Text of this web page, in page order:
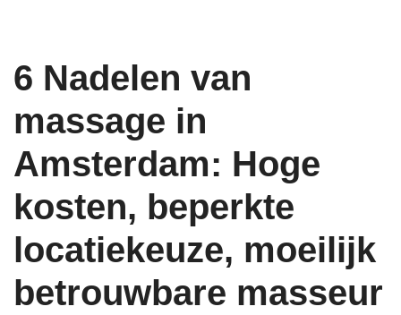
6 Nadelen van
massage in
Amsterdam: Hoge
kosten, beperkte
locatiekeuze, moeilijk
betrouwbare masseur